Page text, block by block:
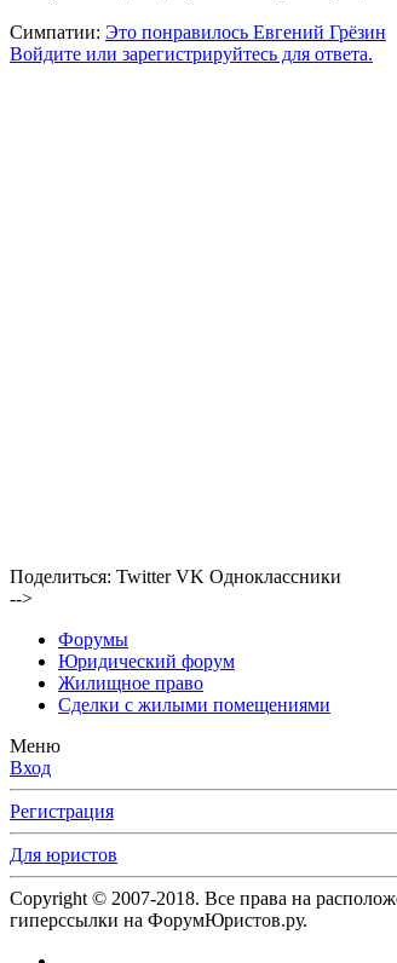
Симпатии: Это понравилось Евгений Грёзин
Войдите или зарегистрируйтесь для ответа.
Поделиться: Twitter VK Одноклассники
-->
Форумы
Юридический форум
Жилищное право
Сделки с жилыми помещениями
Меню
Вход
Регистрация
Для юристов
Copyright © 2007-2018. Все права на
гиперссылки на ФорумЮристов.ру.